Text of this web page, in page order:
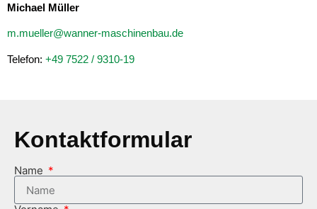
Michael Müller
m.mueller@wanner-maschinenbau.de
Telefon: +49 7522 / 9310-19
Kontaktformular
Name